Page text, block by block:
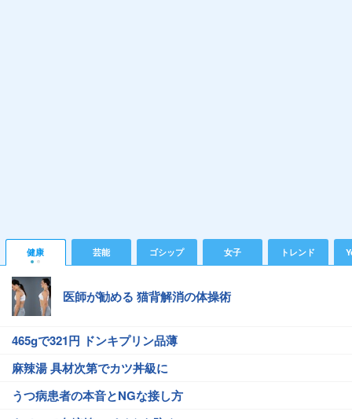
健康 芸能 ゴシップ 女子 トレンド
医師が勧める 猫背解消の体操術
465gで321円 ドンキプリン品薄
麻辣湯 具材次第でカツ丼級に
うつ病患者の本音とNGな接し方